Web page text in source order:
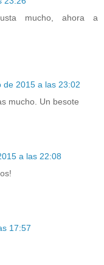
mucho, ahora a
de 2015 a las 23:02
mucho. Un besote
a las 22:08
17:57